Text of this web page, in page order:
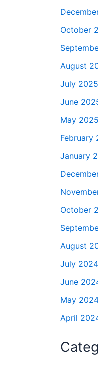
October
August
July 2025
June
May 2025
February
January
October
August
July 2024
June
May 2024
April